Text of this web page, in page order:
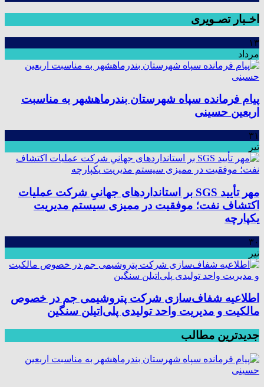
اخـبار تصـویری
۱۳
مرداد
پیام فرمانده سپاه شهرستان بندرماهشهر به مناسبت
اربعین حسینی
۳۱
تیر
مهر تأیید SGS بر استانداردهای جهانیِ شرکت عملیات
اکتشاف نفت؛ موفقیت در ممیزی سیستم مدیریت
یکپارچه
۳۰
تیر
اطلاعیه شفاف‌سازی شرکت پتروشیمی جم در خصوص
مالکیت و مدیریت واحد تولیدی پلی‌اتیلن سنگین
جدیدترین مطالب